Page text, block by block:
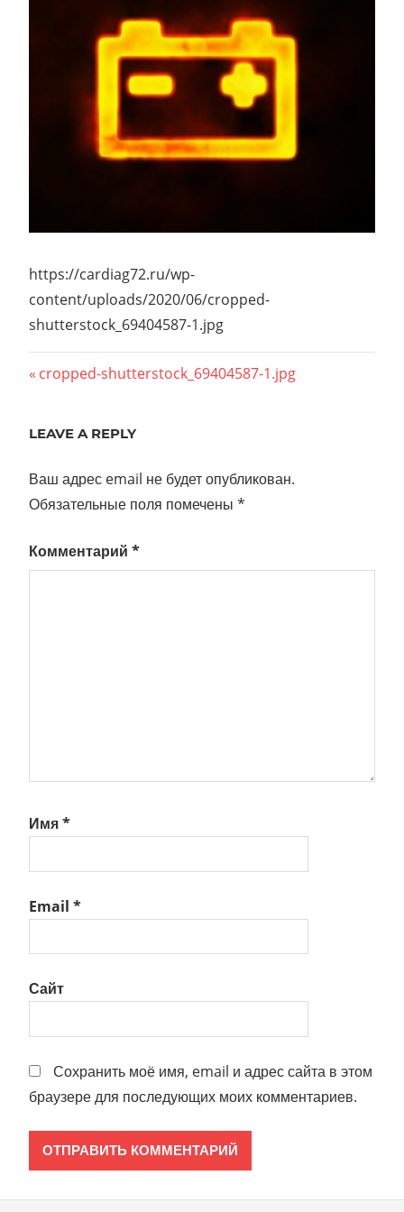
https://cardiag72.ru/wp-
content/uploads/2020/06/cropped-
shutterstock_69404587-1.jpg
Навигация
записям
Previous
cropped-shutterstock_69404587-1.jpg
LEAVE A REPLY
Ваш адрес email не будет опубликован.
Обязательные поля помечены *
Комментарий *
Имя*
Email *
Сайт
Сохранить моё имя, email и адрес сайта в этом
браузере для последующих моих комментариев.